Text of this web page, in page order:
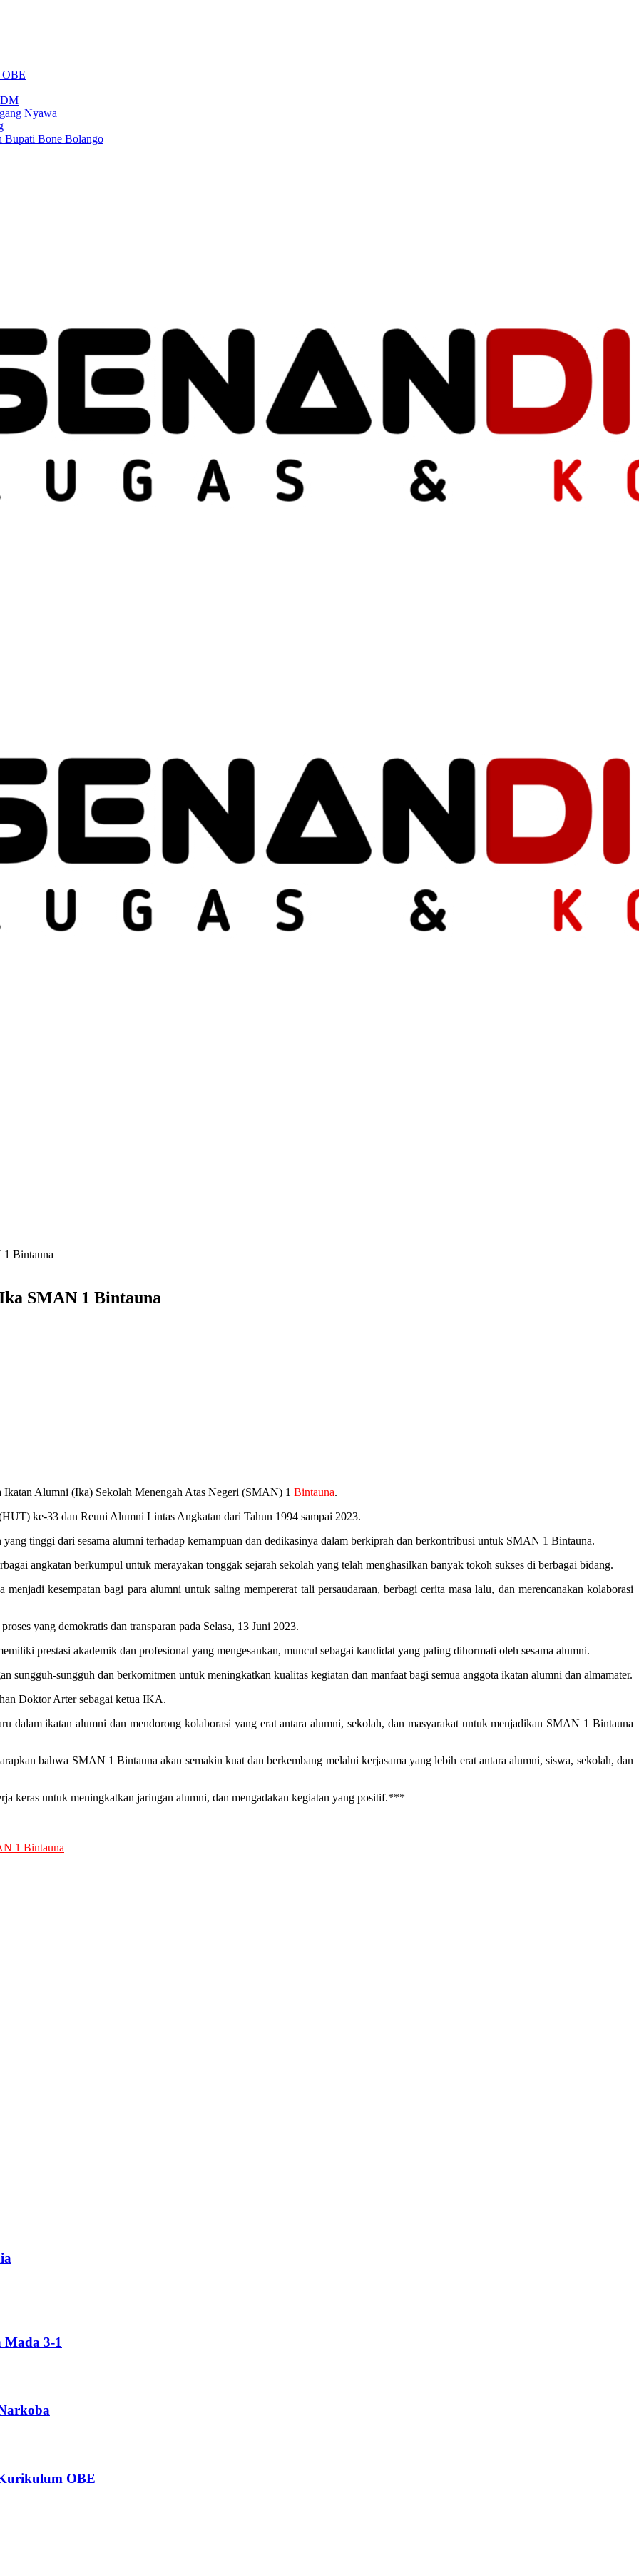
OBE
Nyawa
Bupati Bone Bolango
1 Bintauna
SMAN 1 Bintauna
Alumni (Ika) Sekolah Menengah Atas Negeri (SMAN) 1 Bintauna.
ke-33 dan Reuni Alumni Lintas Angkatan dari Tahun 1994 sampai 2023.
tinggi dari sesama alumni terhadap kemampuan dan dedikasinya dalam berkiprah dan berkontribusi untuk SMAN 1 Bintauna.
angkatan berkumpul untuk merayakan tonggak sejarah sekolah yang telah menghasilkan banyak tokoh sukses di berbagai bidang.
kesempatan bagi para alumni untuk saling mempererat tali persaudaraan, berbagi cerita masa lalu, dan merencanakan kolaborasi
yang demokratis dan transparan pada Selasa, 13 Juni 2023.
prestasi akademik dan profesional yang mengesankan, muncul sebagai kandidat yang paling dihormati oleh sesama alumni.
sungguh-sungguh dan berkomitmen untuk meningkatkan kualitas kegiatan dan manfaat bagi semua anggota ikatan alumni dan almamater.
Doktor Arter sebagai ketua IKA.
dalam ikatan alumni dan mendorong kolaborasi yang erat antara alumni, sekolah, dan masyarakat untuk menjadikan SMAN 1 Bintauna
bahwa SMAN 1 Bintauna akan semakin kuat dan berkembang melalui kerjasama yang lebih erat antara alumni, siswa, sekolah, dan
keras untuk meningkatkan jaringan alumni, dan mengadakan kegiatan yang positif.***
1 Bintauna
3-1
OBE